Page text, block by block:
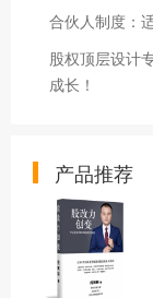
合伙人制度：
股权顶层设计
成长！
产品推荐